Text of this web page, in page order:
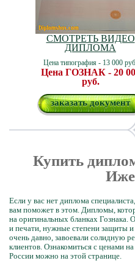
СМОТРЕТЬ ВИДЕО
ДИПЛОМА
Цена типография - 13 000
Цена ГОЗНАК - 20
руб.
заказать документ
Купить
Если у вас нет диплома
вам поможет в этом. Дипломы,
на оригинальных бланках
и печати, нужные степени защиты
очень давно, завоевали солидную
клиентов. Ознакомиться с ценами
России можно на этой странице.